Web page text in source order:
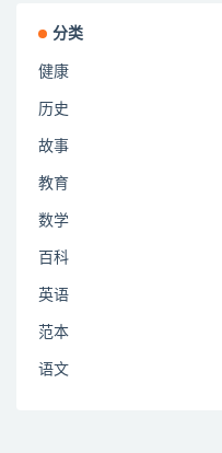
分类
健康
历史
故事
教育
数学
百科
英语
范本
语文